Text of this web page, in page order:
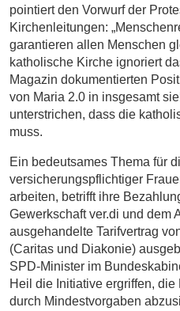
pointiert den Vorwurf der
Kirchenleitungen:
garantieren allen Menschen
katholische Kirche ignoriert
Magazin dokumentierten
von Maria 2.0 in insgesamt
unterstrichen, dass die
muss.
Ein bedeutsames Thema für
versicherungspflichtiger
arbeiten, betrifft ihre
Gewerkschaft ver.di und dem
ausgehandelte Tarifvertrag
(Caritas und Diakonie)
SPD-Minister im
Heil die Initiative ergriffen,
durch Mindestvorgaben